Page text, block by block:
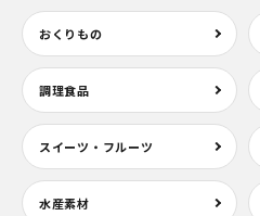
おくりもの
調理食品
スイーツ・フルーツ
水産素材